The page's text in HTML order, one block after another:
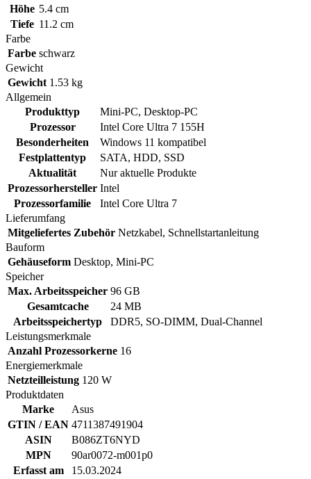
Höhe 5.4 cm
Tiefe 11.2 cm
Farbe
Farbe schwarz
Gewicht
Gewicht 1.53 kg
Allgemein
Produkttyp
Mini-PC, Desktop-PC
Prozessor
Intel Core Ultra 7 155H
Besonderheiten
Windows 11 kompatibel
Festplattentyp
SATA, HDD, SSD
Aktualität
Nur aktuelle Produkte
Prozessorhersteller Intel
Prozessorfamilie
Intel Core Ultra 7
Lieferumfang
Mitgeliefertes Zubehör Netzkabel, Schnellstartanleitung
Bauform
Gehäuseform Desktop, Mini-PC
Speicher
Max. Arbeitsspeicher 96 GB
Gesamtcache
24 MB
Arbeitsspeichertyp
DDR5, SO-DIMM, Dual-Channel
Leistungsmerkmale
Anzahl Prozessorkerne 16
Energiemerkmale
Netzteilleistung 120 W
Produktdaten
Marke
Asus
GTIN / EAN 4711387491904
ASIN
B086ZT6NYD
MPN
90ar0072-m001p0
Erfasst am
15.03.2024